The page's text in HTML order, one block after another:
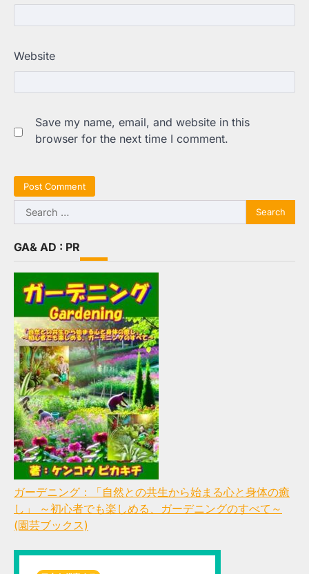
Website
Save my name, email, and website in this
browser for the next time I comment.
Search
for:
GA& AD : PR
ガーデニング：「自然との共生から始まる心と身体の癒
し」 ～初心者でも楽しめる、ガーデニングのすべて～
(園芸ブックス)